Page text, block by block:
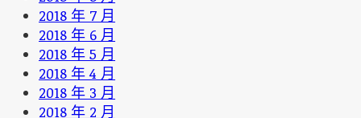
2018 年 7 月
2018 年 6 月
2018 年 5 月
2018 年 4 月
2018 年 3 月
2018 年 2 月